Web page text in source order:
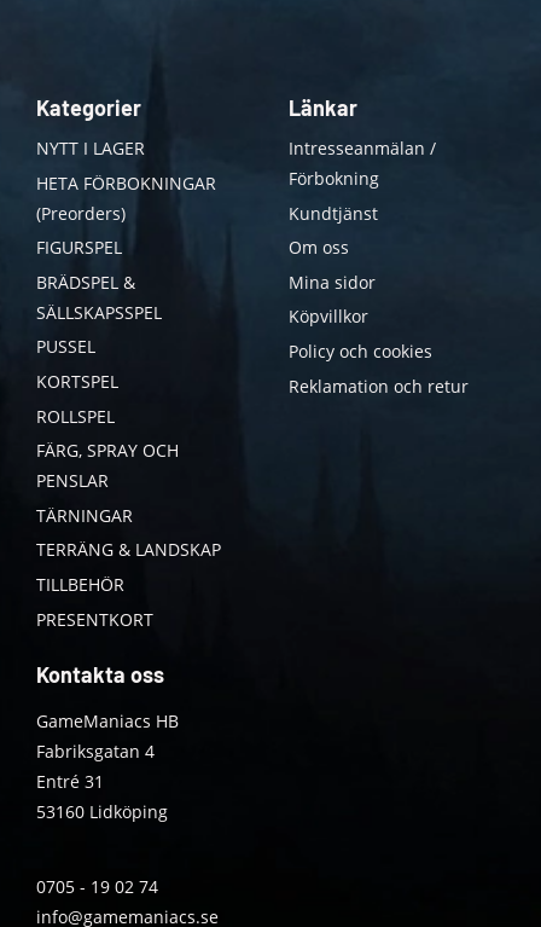
Kategorier
NYTT I LAGER
HETA FÖRBOKNINGAR
(Preorders)
FIGURSPEL
BRÄDSPEL &
SÄLLSKAPSSPEL
PUSSEL
KORTSPEL
ROLLSPEL
FÄRG, SPRAY OCH
PENSLAR
TÄRNINGAR
TERRÄNG & LANDSKAP
TILLBEHÖR
PRESENTKORT
Länkar
Intresseanmälan /
Förbokning
Kundtjänst
Om oss
Mina sidor
Köpvillkor
Policy och cookies
Reklamation och retur
Kontakta oss
GameManiacs HB
Fabriksgatan 4
Entré 31
53160 Lidköping
0705 - 19 02 74
info@gamemaniacs.se